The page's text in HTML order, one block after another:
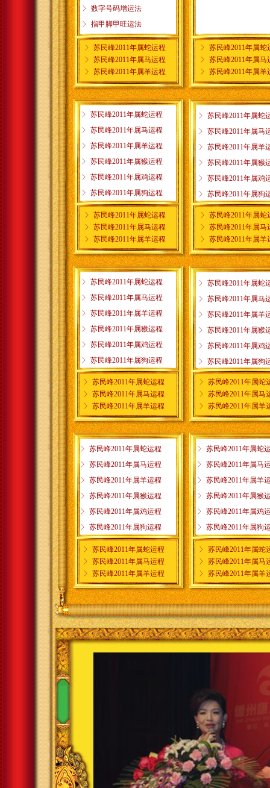
ꁕ 数字号码增运法
ꁕ 指甲脚甲旺运法
ꁕ 苏民峰2011年属蛇运程
ꁕ 苏民峰2011年属马运程
ꁕ 苏民峰2011年属羊运程
ꁕ 苏民峰2011年属蛇
ꁕ 苏民峰2011年属马
ꁕ 苏民峰2011年属羊
ꁕ 苏民峰2011年属蛇运程
ꁕ 苏民峰2011年属马运程
ꁕ 苏民峰2011年属羊运程
ꁕ 苏民峰2011年属猴运程
ꁕ 苏民峰2011年属鸡运程
ꁕ 苏民峰2011年属狗运程
ꁕ 苏民峰2011年属蛇
ꁕ 苏民峰2011年属马
ꁕ 苏民峰2011年属羊
ꁕ 苏民峰2011年属猴
ꁕ 苏民峰2011年属鸡
ꁕ 苏民峰2011年属狗
ꁕ 苏民峰2011年属蛇运程
ꁕ 苏民峰2011年属马运程
ꁕ 苏民峰2011年属羊运程
ꁕ 苏民峰2011年属猴运程
ꁕ 苏民峰2011年属鸡运程
ꁕ 苏民峰2011年属狗运程
ꁕ 苏民峰2011年属蛇运程
ꁕ 苏民峰2011年属马运程
ꁕ 苏民峰2011年属羊运程
ꁕ 苏民峰2011年属蛇
ꁕ 苏民峰2011年属马
ꁕ 苏民峰2011年属羊
ꁕ 苏民峰2011年属猴
ꁕ 苏民峰2011年属鸡
ꁕ 苏民峰2011年属狗
ꁕ 苏民峰2011年属蛇
ꁕ 苏民峰2011年属马
ꁕ 苏民峰2011年属羊
ꁕ 苏民峰2011年属蛇运程
ꁕ 苏民峰2011年属马运程
ꁕ 苏民峰2011年属羊运程
ꁕ 苏民峰2011年属猴运程
ꁕ 苏民峰2011年属鸡运程
ꁕ 苏民峰2011年属狗运程
ꁕ 苏民峰2011年属蛇运程
ꁕ 苏民峰2011年属马运程
ꁕ 苏民峰2011年属羊运程
ꁕ 苏民峰2011年属蛇
ꁕ 苏民峰2011年属马
ꁕ 苏民峰2011年属羊
ꁕ 苏民峰2011年属猴
ꁕ 苏民峰2011年属鸡
ꁕ 苏民峰2011年属狗
ꁕ 苏民峰2011年属蛇
ꁕ 苏民峰2011年属马
ꁕ 苏民峰2011年属羊
ꁕ 苏民峰2011年属蛇运程
ꁕ 苏民峰2011年属马运程
ꁕ 苏民峰2011年属羊运程
ꁕ 苏民峰2011年属蛇
ꁕ 苏民峰2011年属马
ꁕ 苏民峰2011年属羊